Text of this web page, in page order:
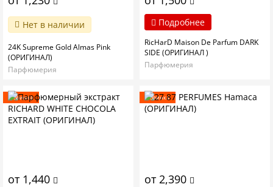
Нет в наличии
24K Supreme Gold Almas Pink
(ОРИГИНАЛ)
Парфюмерия
Подробнее
RicHarD Maison De Parfum DARK
SIDE (ОРИГИНАЛ )
Парфюмерия
Новинка
от 1,440
Новинка
от 2,390